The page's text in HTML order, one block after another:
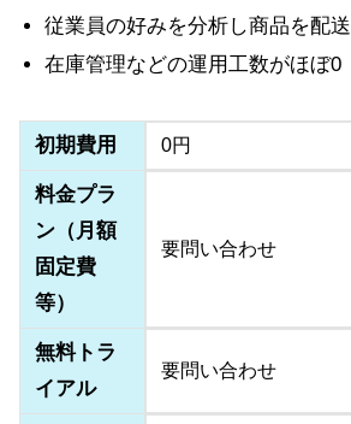
従業員の好みを分析し商品を配送
在庫管理などの運用工数がほぼ0
初期費用 0円
料金プラ
ン（月額
固定費
等）
要問い合わせ
無料トラ
イアル
要問い合わせ